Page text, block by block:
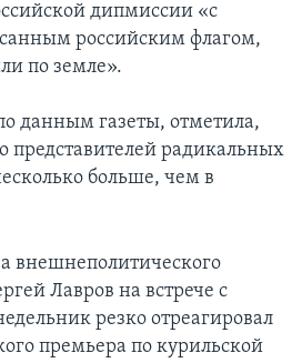
дипмиссии «с
российским флагом,
по земле».
данным газеты, отметила,
представителей радикальных
больше, чем в
внешнеполитического
Лавров на встрече с
резко отреагировал
премьера по курильской